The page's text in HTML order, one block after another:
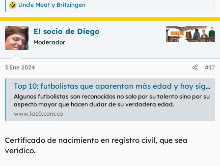
R
e
a
c
c
i
e
s
Uncle Meat y Britzingen
El socio de Diego
Moderador
3 Ene 2024 #17
Top 10: futbolistas que aparentan más edad y hoy siguen vigentes
Algunos futbolistas son reconocidos no solo por su talento sino por su
aspecto mayor que hacen dudar de su verdadera edad.
www.la10.com.co
Certificado de nacimiento en registro civil, que sea
verídico.